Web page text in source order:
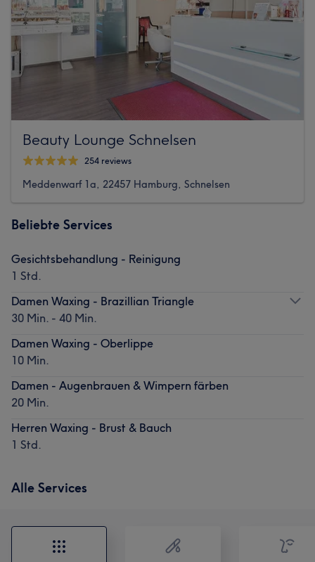
Beauty Lounge Schnelsen
254 reviews
Meddenwarf 1a, 22457 Hamburg, Schnelsen
Beliebte Services
Gesichtsbehandlung - Reinigung
1 Std.
Damen Waxing - Brazillian Triangle
30 Min. - 40 Min.
Damen Waxing - Oberlippe
10 Min.
Damen - Augenbrauen & Wimpern färben
20 Min.
Herren Waxing - Brust & Bauch
1 Std.
Alle Services